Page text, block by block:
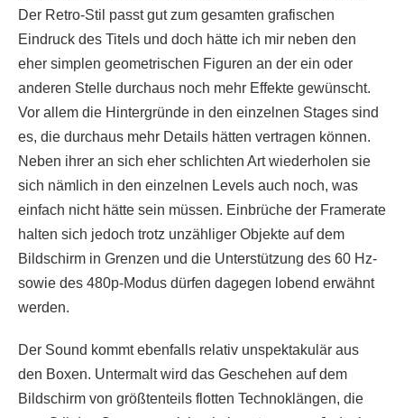
Der Retro-Stil passt gut zum gesamten grafischen
Eindruck des Titels und doch hätte ich mir neben den
eher simplen geometrischen Figuren an der ein oder
anderen Stelle durchaus noch mehr Effekte gewünscht.
Vor allem die Hintergründe in den einzelnen Stages sind
es, die durchaus mehr Details hätten vertragen können.
Neben ihrer an sich eher schlichten Art wiederholen sie
sich nämlich in den einzelnen Levels auch noch, was
einfach nicht hätte sein müssen. Einbrüche der Framerate
halten sich jedoch trotz unzähliger Objekte auf dem
Bildschirm in Grenzen und die Unterstützung des 60 Hz-
sowie des 480p-Modus dürfen dagegen lobend erwähnt
werden.
Der Sound kommt ebenfalls relativ unspektakulär aus
den Boxen. Untermalt wird das Geschehen auf dem
Bildschirm von größtenteils flotten Technoklängen, die